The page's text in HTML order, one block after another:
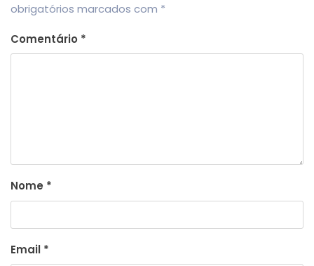
obrigatórios marcados com *
Comentário *
Nome *
Email *